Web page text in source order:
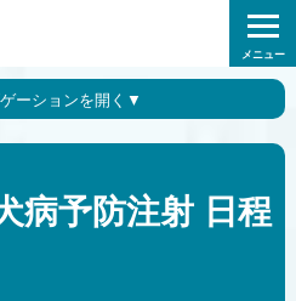
メニュー
病予防注射 日程